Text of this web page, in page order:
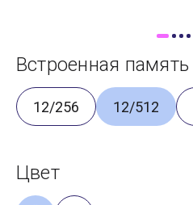
Встроенная память
12/256 12/512
Цвет